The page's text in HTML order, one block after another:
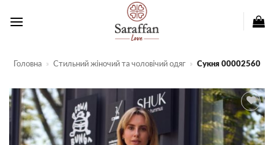
Головна » Стильний жіночий та чоловічий одяг » Сукня 00002560